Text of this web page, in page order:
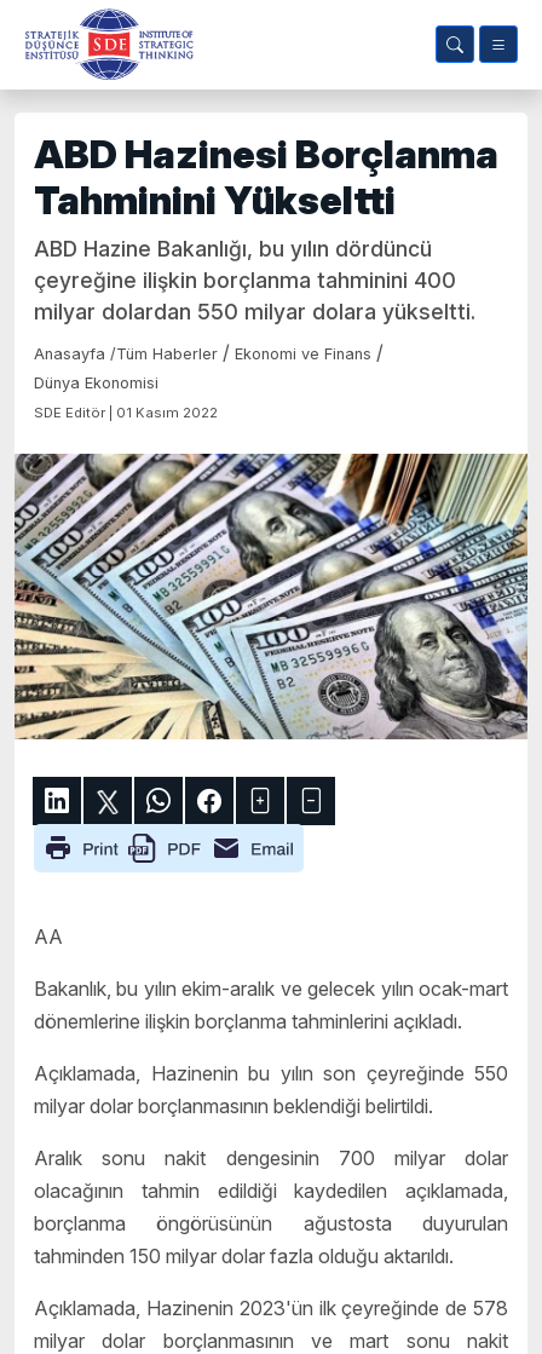
ABD Hazinesi Borçlanma
Tahminini Yükseltti
ABD Hazine Bakanlığı, bu yılın dördüncü
çeyreğine ilişkin borçlanma tahminini 400
milyar dolardan 550 milyar dolara yükseltti.
Anasayfa /Tüm Haberler / Ekonomi ve Finans /
Dünya Ekonomisi
SDE Editör | 01 Kasım 2022
AA
Bakanlık, bu yılın ekim-aralık ve gelecek yılın ocak-mart
dönemlerine ilişkin borçlanma tahminlerini açıkladı.
Açıklamada, Hazinenin bu yılın son çeyreğinde 550
milyar dolar borçlanmasının beklendiği belirtildi.
Aralık sonu nakit dengesinin 700 milyar dolar
olacağının tahmin edildiği kaydedilen açıklamada,
borçlanma öngörüsünün ağustosta duyurulan
tahminden 150 milyar dolar fazla olduğu aktarıldı.
Açıklamada, Hazinenin 2023'ün ilk çeyreğinde de 578
milyar dolar borçlanmasının ve mart sonu nakit